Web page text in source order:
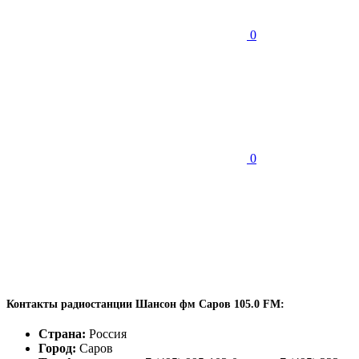
0
0
Контакты радиостанции Шансон фм Саров 105.0 FM:
Страна: Россия
Город: Саров